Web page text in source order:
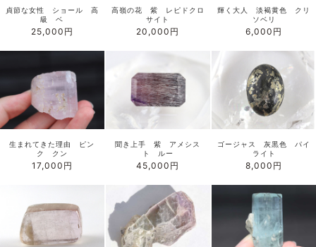
貞節な女性 ショール 高
級 ベ
25,000円
高嶺の花 紫 レピドクロ
サイト
20,000円
輝く大人 淡褐黄色 クリ
ソベリ
6,000円
生まれてきた理由 ピン
ク クン
17,000円
聞き上手 紫 アメシス
ト ルー
45,000円
ゴージャス 灰黒色 パイ
ライト
8,000円